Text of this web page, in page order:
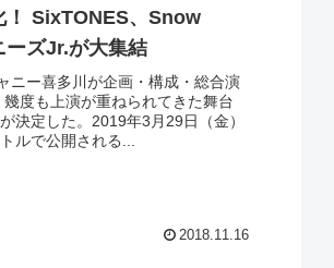
！ SixTONES、Snow
ーズJr.が大集結
ニー喜多川が企画・構成・総合演
度も上演が重ねられてきた舞台
決定した。2019年3月29日（金）
ルで公開される...
2018.11.16